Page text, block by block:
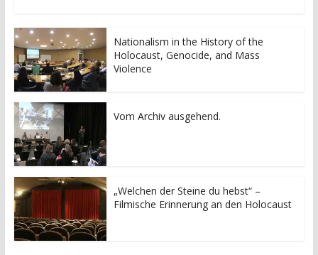
Nationalism in the History of the
Holocaust, Genocide, and Mass
Violence
Vom Archiv ausgehend.
„Welchen der Steine du hebst“ –
Filmische Erinnerung an den Holocaust